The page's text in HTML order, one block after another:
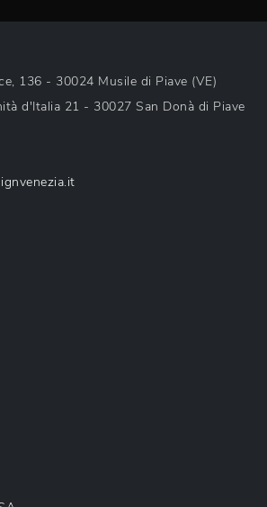
136 - 30024 Musile di Piave (VE)
d'Italia 21 - 30027 San Donà di Piave